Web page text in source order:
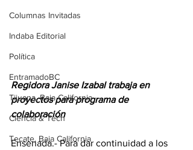
Columnas Invitadas
Indaba Editorial
Política
EntramadoBC
Tijuana, Baja California
Ciencia & Tech
Tecate, Baja California
Regidora Janise Izabal trabaja en
proyectos para programa de
colaboración
Ensenada.- Para dar continuidad a los